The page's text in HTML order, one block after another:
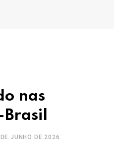
nas
JUNHO DE 2026